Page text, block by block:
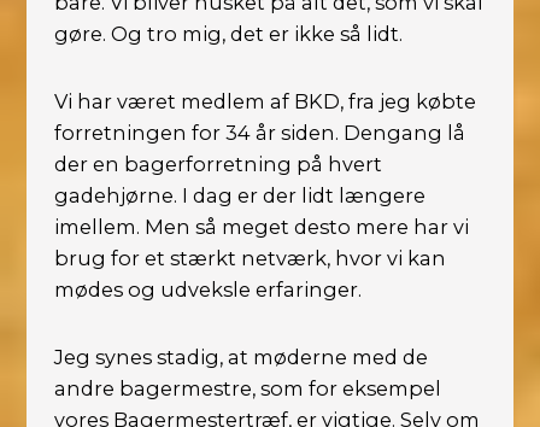
gøre. Og tro mig, det er ikke så lidt.
Vi har været medlem af BKD, fra jeg købte
forretningen for 34 år siden. Dengang lå
der en bagerforretning på hvert
gadehjørne. I dag er der lidt længere
imellem. Men så meget desto mere har vi
brug for et stærkt netværk, hvor vi kan
mødes og udveksle erfaringer.
Jeg synes stadig, at møderne med de
andre bagermestre, som for eksempel
vores Bagermestertræf, er vigtige. Selv om